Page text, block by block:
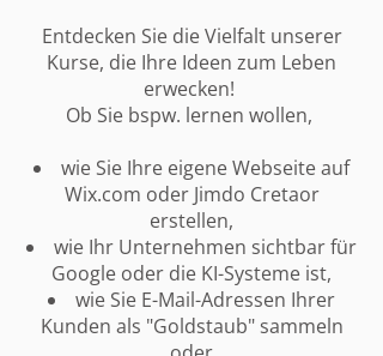
Entdecken Sie die Vielfalt unserer
Kurse, die Ihre Ideen zum Leben
erwecken!
Ob Sie bspw. lernen wollen,
wie Sie Ihre eigene Webseite auf
Wix.com oder Jimdo Cretaor
erstellen,
wie Ihr Unternehmen sichtbar für
Google oder die KI-Systeme ist,
wie Sie E-Mail-Adressen Ihrer
Kunden als "Goldstaub" sammeln